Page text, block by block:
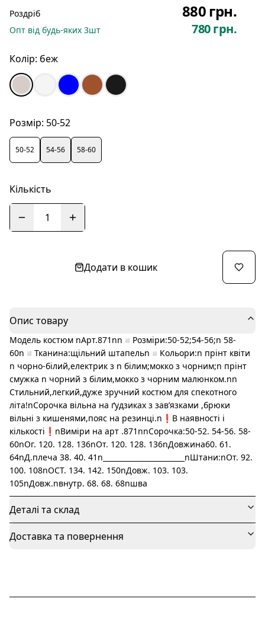
Роздріб 880 грн.
Опт від будь-яких 3шт 780 грн.
Колір: беж
Розмір: 50-52
50-52 54-56 58-60
Кількість
1
Додати в кошик
Опис товару
Модель костюм nАрт.871nn◽️Розміри:50-52;54-56;n 58-
60n◽️Тканина:щільний штапельn◽️Кольори:n прінт квіти
n чорно-білий,електрик з n білим;мокко з чорним;n прінт
смужка n чорний з білим,мокко з чорним малюнком.nn
Стильний,легкий,дуже зручний костюм для спекотного
літа!nСорочка вільна на ґудзиках з завʼязками ,брюки
вільні з кишенями,пояс на резинці.n❗️В наявності і
кількості❗️nВиміри на арт .871nnСорочка:50-52. 54-56. 58-
60nОг. 120. 128. 136nОт. 120. 128. 136nДовжина60. 61.
64nД.плеча 38. 40. 41n_______________________nШтани:nОт. 92.
100. 108nОСТ. 134. 142. 150nДовж. 103. 103.
105nДовж.nвнутр. 68. 68. 68nшва
Деталі та склад
Доставка та повернення